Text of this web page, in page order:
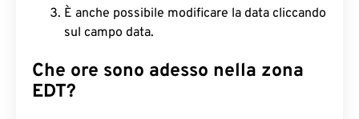
È anche possibile modificare la data cliccando
sul campo data.
Che ore sono adesso nella zona
EDT?